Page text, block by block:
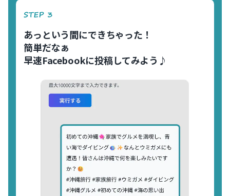
あっという間にできちゃった！
簡単だなぁ
早速Facebookに投稿してみよう♪